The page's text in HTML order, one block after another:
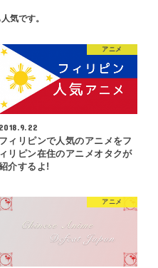
気です。
アニメ
2018.9.22
フィリピンで人気のアニメをフ
ィリピン在住のアニメオタクが
介するよ!
アニメ